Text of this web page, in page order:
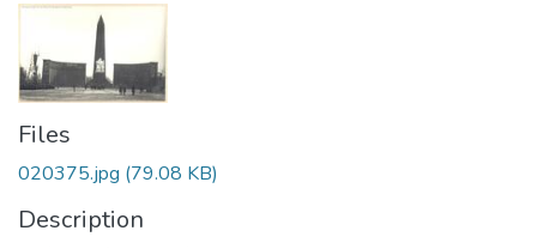
Files
020375.jpg (79.08 KB)
Description